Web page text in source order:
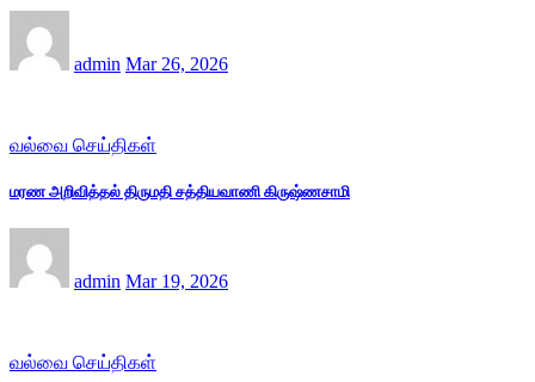
admin Mar 26, 2026
வல்வை செய்திகள்
மரண அறிவித்தல் திருமதி சத்தியவாணி கிருஷ்ணசாமி
admin Mar 19, 2026
வல்வை செய்திகள்